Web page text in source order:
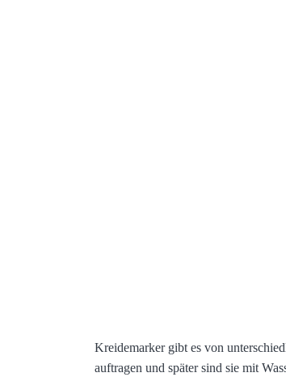
Kreidemarker gibt es von
auftragen und später sind sie mit